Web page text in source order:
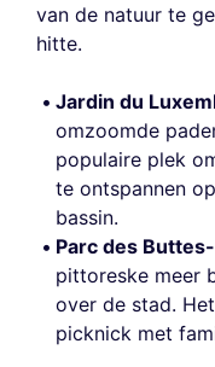
van de natuur te
hitte.
Jardin du
omzoomde
populaire plek
te ontspannen
bassin.
Parc des
pittoreske meer
over de stad.
picknick met